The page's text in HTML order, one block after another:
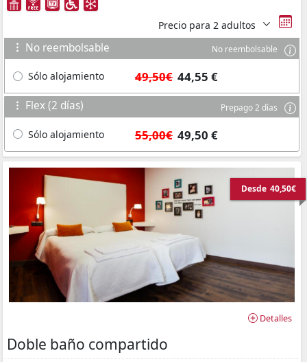
Precio para 2 adultos
No reembolsable No reembolsable
Sólo alojamiento 49,50€ 44,55 €
Flex (2 días) Prepago 2 días
Sólo alojamiento 55,00€ 49,50 €
Desde 40,50€
Detalles
Doble baño compartido